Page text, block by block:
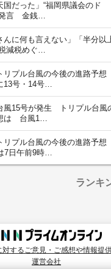
国だった」“福岡県議会のド
発言 金銭…
んに何も言えない」「半分以
減税めぐ…
リプル台風の今後の進路予想
号・14号…
風15号が発生 トリプル台風
は 台風1…
リプル台風の今後の進路予想
7日午前9時…
ランキ
対するご意見・ご感想や情報提
運営会社